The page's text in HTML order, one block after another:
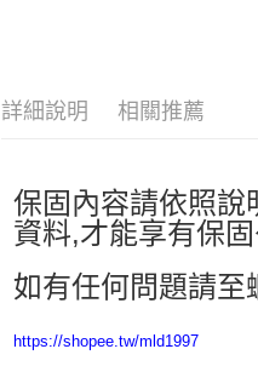
詳細說明 相關推薦
保固內容請依照說
資料,才能享有保
如有任何問題請至
https://shopee.tw/mld1997